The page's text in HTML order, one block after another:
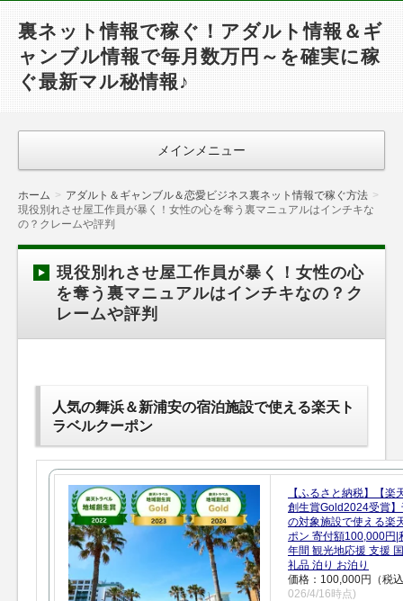
裏ネット情報で稼ぐ！アダルト情報＆ギ
ャンブル情報で毎月数万円～を確実に稼
ぐ最新マル秘情報♪
メインメニュー
ホーム
アダルト＆ギャンブル＆恋愛ビジネス裏ネット情報で稼ぐ方法
現役別れさせ屋工作員が暴く！女性の心を奪う裏マニュアルはインチキな
の？クレームや評判
現役別れさせ屋工作員が暴く！女性の心
を奪う裏マニュアルはインチキなの？ク
レームや評判
人気の舞浜＆新浦安の宿泊施設で使える楽天ト
ラベルクーポン
【ふるさと納税】【楽
創生賞Gold2024受賞
の対象施設で使える楽
ポン 寄付額100,000円|
年間 観光地応援 支援
礼品 泊り お泊り
価格：100,000円（税
026/4/16時点)